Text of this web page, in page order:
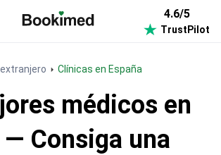
4.6/5
TrustPilot
Clínicas en España
médicos en
— Consiga una